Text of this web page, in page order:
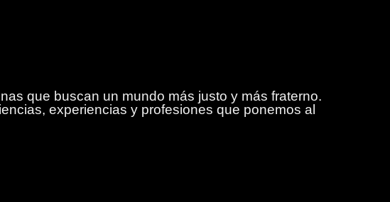
que buscan un mundo más justo y más fraterno.
experiencias y profesiones que ponemos al